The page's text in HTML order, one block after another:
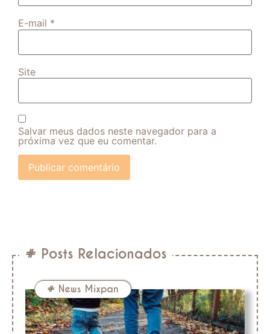
E-mail *
Site
Salvar meus dados neste navegador para a
próxima vez que eu comentar.
# Posts Relacionados
# News Mixpan